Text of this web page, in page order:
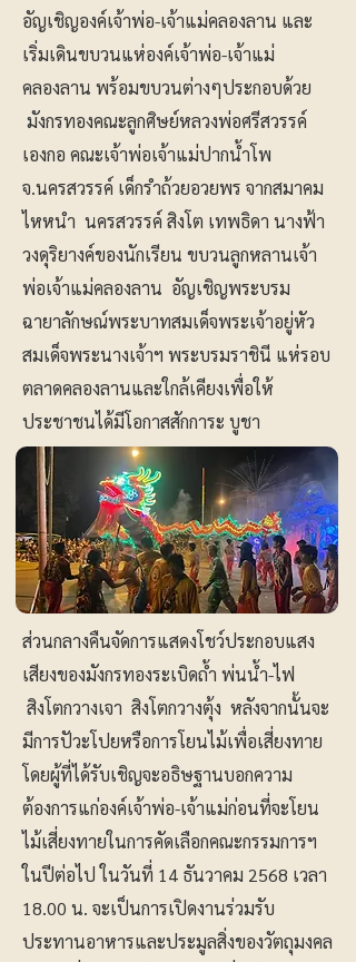
อัญเชิญองค์เจ้าพ่อ-เจ้าแม่คลองลาน และ
เริ่มเดินขบวนแห่องค์เจ้าพ่อ-เจ้าแม่
คลองลาน พร้อมขบวนต่างๆประกอบด้วย
มังกรทองคณะลูกศิษย์หลวงพ่อศรีสวรรค์
เองกอ คณะเจ้าพ่อเจ้าแม่ปากน้ำโพ
จ.นครสวรรค์ เด็กรำถ้วยอวยพร จากสมาคม
ไหหนำ นครสวรรค์ สิงโต เทพธิดา นางฟ้า
วงดุริยางค์ของนักเรียน ขบวนลูกหลานเจ้า
พ่อเจ้าแม่คลองลาน อัญเชิญพระบรม
ฉายาลักษณ์พระบาทสมเด็จพระเจ้าอยู่หัว
สมเด็จพระนางเจ้าฯ พระบรมราชินี แห่รอบ
ตลาดคลองลานและใกล้เคียงเพื่อให้
ประชาชนได้มีโอกาสสักการะ บูชา
ส่วนกลางคืนจัดการแสดงโชว์ประกอบแสง
เสียงของมังกรทองระเบิดถ้ำ พ่นน้ำ-ไฟ
สิงโตกวางเจา สิงโตกวางตุ้ง หลังจากนั้นจะ
มีการปัวะโปยหรือการโยนไม้เพื่อเสี่ยงทาย
โดยผู้ที่ได้รับเชิญจะอธิษฐานบอกความ
ต้องการแก่องค์เจ้าพ่อ-เจ้าแม่ก่อนที่จะโยน
ไม้เสี่ยงทายในการคัดเลือกคณะกรรมการฯ
ในปีต่อไป ในวันที่ 14 ธันวาคม 2568 เวลา
18.00 น. จะเป็นการเปิดงานร่วมรับ
ประทานอาหารและประมูลสิ่งของวัตถุมงคล